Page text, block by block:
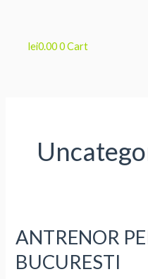
lei0.000Cart
ANTRENOR
BUCURESTI
ANTRENOR
PERSONAL
FITNESS